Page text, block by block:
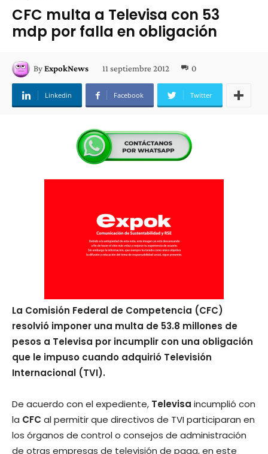
CFC multa a Televisa con 53
mdp por falla en obligación
ByExpokNews 11 septiembre 2012 0
Linkedin Facebook Twitter
La Comisión Federal de Competencia (CFC)
resolvió imponer una multa de 53.8 millones de
pesos a Televisa por incumplir con una obligación
que le impuso cuando adquirió Televisión
Internacional (TVI).
De acuerdo con el expediente, Televisa incumplió con
la CFC al permitir que directivos de TVI participaran en
los órganos de control o consejos de administración
de otras empresas de televisión de paga, en este